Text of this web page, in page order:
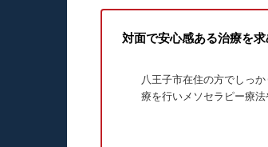
対面で安心感ある治療を
八王子市在住の方でしっ
療を行いメソセラピー療